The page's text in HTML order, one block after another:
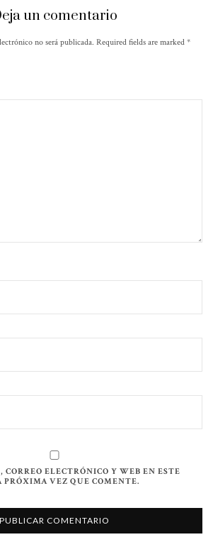
un comentario
no será publicada. Required fields are marked *
ELECTRÓNICO Y WEB EN ESTE
PRÓXIMA VEZ QUE COMENTE.